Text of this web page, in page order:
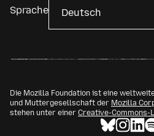
Sprache
Die Mozilla Foundation ist eine
und Muttergesellschaft der Mozilla
stehen unter einer Creative-Commons-